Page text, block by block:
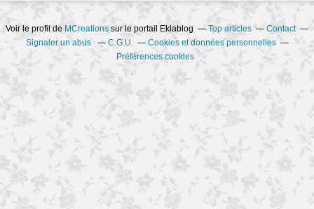
Voir le profil de MCreationssur le portail Eklablog Top articles
Contact
Signaler un abus
C.G.U.
Cookies et données personnelles
Préférences cookies